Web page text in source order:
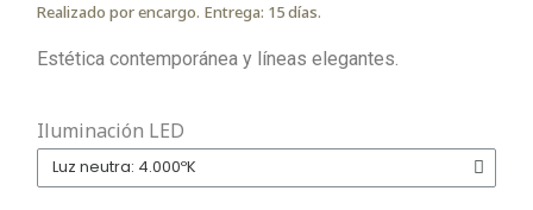
Realizado por encargo. Entrega: 15 días.
Estética contemporánea y líneas elegantes.
Iluminación LED